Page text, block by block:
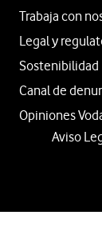
Trabaja con
Legal y
Sostenibilidad
Canal de
Opiniones
Aviso